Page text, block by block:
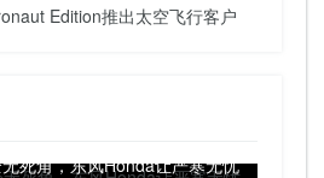
Edition推出太空飞行客户
死角，东风Honda让严寒无忧